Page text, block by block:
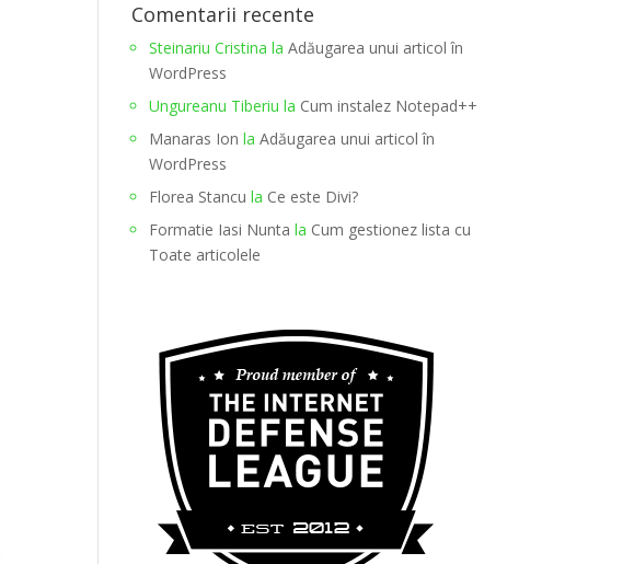
Comentarii recente
Steinariu Cristina la Adăugarea unui articol în
WordPress
Ungureanu Tiberiu la Cum instalez Notepad++
Manaras Ion la Adăugarea unui articol în
WordPress
Florea Stancu la Ce este Divi?
Formatie Iasi Nunta la Cum gestionez lista cu
Toate articolele